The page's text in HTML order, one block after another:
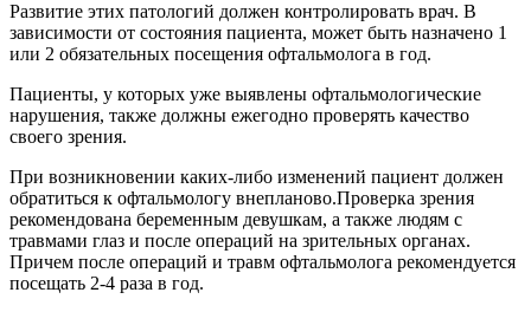
Развитие этих патологий должен контролировать врач. В
зависимости от состояния пациента, может быть назначено 1
или 2 обязательных посещения офтальмолога в год.
Пациенты, у которых уже выявлены офтальмологические
нарушения, также должны ежегодно проверять качество
своего зрения.
При возникновении каких-либо изменений пациент должен
обратиться к офтальмологу внепланово.Проверка зрения
рекомендована беременным девушкам, а также людям с
травмами глаз и после операций на зрительных органах.
Причем после операций и травм офтальмолога рекомендуется
посещать 2-4 раза в год.